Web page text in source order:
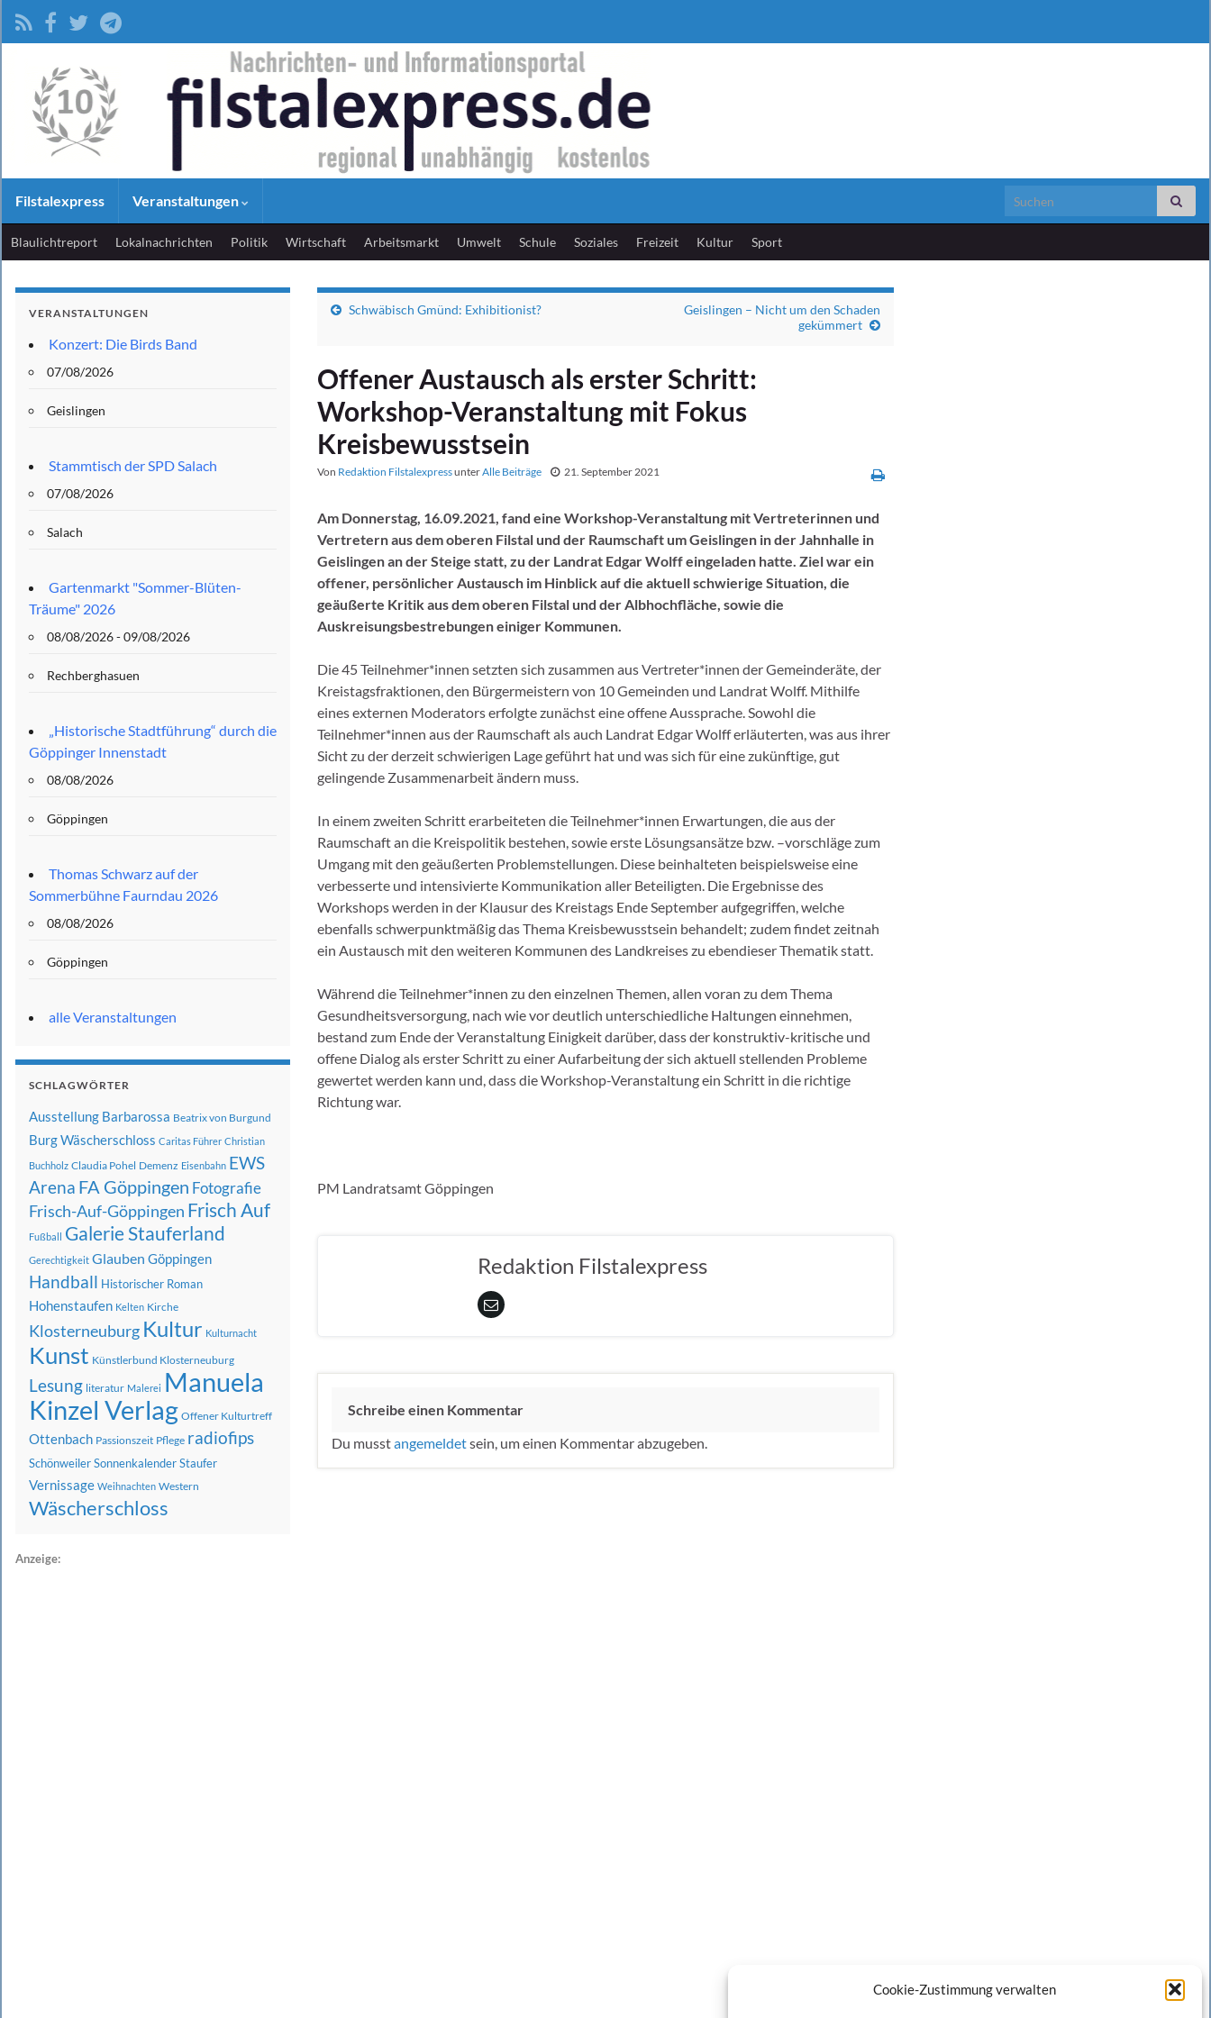
Cookie-Zustimmung verwalten
Filstalexpress Veranstaltungen Search for:
Blaulichtreport Lokalnachrichten Politik Wirtschaft Arbeitsmarkt Umwelt Schule Soziales Freizeit Kultur Sport
Schwäbisch Gmünd: Exhibitionist?
Geislingen – Nicht um den Schaden
gekümmert
Offener Austausch als erster Schritt:
Workshop-Veranstaltung mit Fokus
Kreisbewusstsein
Von Redaktion FilstalexpressunterAlle Beiträge 21. September 2021
Am Donnerstag, 16.09.2021, fand eine Workshop-Veranstaltung mit Vertreterinnen und
Vertretern aus dem oberen Filstal und der Raumschaft um Geislingen in der Jahnhalle in
Geislingen an der Steige statt, zu der Landrat Edgar Wolff eingeladen hatte. Ziel war ein
offener, persönlicher Austausch im Hinblick auf die aktuell schwierige Situation, die
geäußerte Kritik aus dem oberen Filstal und der Albhochfläche, sowie die
Auskreisungsbestrebungen einiger Kommunen.
Die 45 Teilnehmer*innen setzten sich zusammen aus Vertreter*innen der Gemeinderäte, der
Kreistagsfraktionen, den Bürgermeistern von 10 Gemeinden und Landrat Wolff. Mithilfe
eines externen Moderators erfolgte zunächst eine offene Aussprache. Sowohl die
Teilnehmer*innen aus der Raumschaft als auch Landrat Edgar Wolff erläuterten, was aus ihrer
Sicht zu der derzeit schwierigen Lage geführt hat und was sich für eine zukünftige, gut
gelingende Zusammenarbeit ändern muss.
In einem zweiten Schritt erarbeiteten die Teilnehmer*innen Erwartungen, die aus der
Raumschaft an die Kreispolitik bestehen, sowie erste Lösungsansätze bzw. –vorschläge zum
Umgang mit den geäußerten Problemstellungen. Diese beinhalteten beispielsweise eine
verbesserte und intensivierte Kommunikation aller Beteiligten. Die Ergebnisse des
Workshops werden in der Klausur des Kreistags Ende September aufgegriffen, welche
ebenfalls schwerpunktmäßig das Thema Kreisbewusstsein behandelt; zudem findet zeitnah
ein Austausch mit den weiteren Kommunen des Landkreises zu ebendieser Thematik statt.
Während die Teilnehmer*innen zu den einzelnen Themen, allen voran zu dem Thema
Gesundheitsversorgung, nach wie vor deutlich unterschiedliche Haltungen einnehmen,
bestand zum Ende der Veranstaltung Einigkeit darüber, dass der konstruktiv-kritische und
offene Dialog als erster Schritt zu einer Aufarbeitung der sich aktuell stellenden Probleme
gewertet werden kann und, dass die Workshop-Veranstaltung ein Schritt in die richtige
Richtung war.
PM Landratsamt Göppingen
Redaktion Filstalexpress
Schreibe einen Kommentar
Du musstangemeldetsein, um einen Kommentar abzugeben.
VERANSTALTUNGEN
Konzert: Die Birds Band
07/08/2026
Geislingen
Stammtisch der SPD Salach
07/08/2026
Salach
Gartenmarkt "Sommer-Blüten-
Träume" 2026
08/08/2026 - 09/08/2026
Rechberghasuen
„Historische Stadtführung“ durch die
Göppinger Innenstadt
08/08/2026
Göppingen
Thomas Schwarz auf der
Sommerbühne Faurndau 2026
08/08/2026
Göppingen
alle Veranstaltungen
SCHLAGWÖRTER
Ausstellung Barbarossa Beatrix von Burgund
Burg Wäscherschloss Caritas Führer Christian
Buchholz Claudia Pohel Demenz Eisenbahn EWS
Arena FA Göppingen Fotografie
Frisch-Auf-Göppingen Frisch Auf
Fußball Galerie Stauferland
Gerechtigkeit Glauben Göppingen
Handball Historischer Roman
Hohenstaufen Kelten Kirche
Klosterneuburg Kultur Kulturnacht
Kunst Künstlerbund Klosterneuburg
Lesung literatur Malerei Manuela
Kinzel Verlag Offener Kulturtreff
Ottenbach Passionszeit Pflege radiofips
SchönweilerSonnenkalenderStaufer
Vernissage Weihnachten Western
Wäscherschloss
Anzeige: